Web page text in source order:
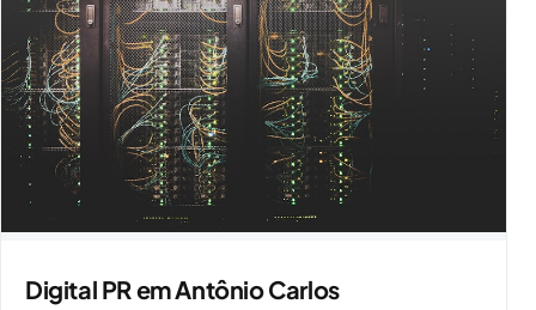
Digital PR em Antônio Carlos